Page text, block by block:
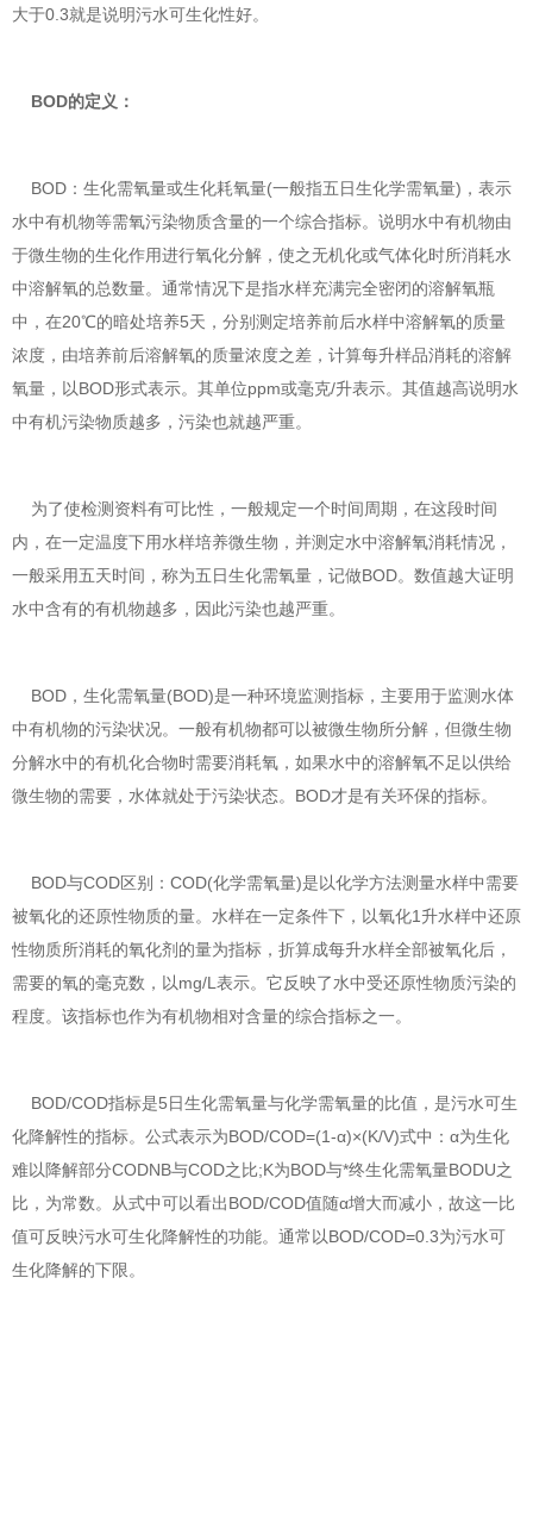
大于0.3就是说明污水可生化性好。
BOD的定义：
BOD：生化需氧量或生化耗氧量(一般指五日生化学需氧量)，表示
水中有机物等需氧污染物质含量的一个综合指标。说明水中有机物由
于微生物的生化作用进行氧化分解，使之无机化或气体化时所消耗水
中溶解氧的总数量。通常情况下是指水样充满完全密闭的溶解氧瓶
中，在20℃的暗处培养5天，分别测定培养前后水样中溶解氧的质量
浓度，由培养前后溶解氧的质量浓度之差，计算每升样品消耗的溶解
氧量，以BOD形式表示。其单位ppm或毫克/升表示。其值越高说明水
中有机污染物质越多，污染也就越严重。
为了使检测资料有可比性，一般规定一个时间周期，在这段时间
内，在一定温度下用水样培养微生物，并测定水中溶解氧消耗情况，
一般采用五天时间，称为五日生化需氧量，记做BOD。数值越大证明
水中含有的有机物越多，因此污染也越严重。
BOD，生化需氧量(BOD)是一种环境监测指标，主要用于监测水体
中有机物的污染状况。一般有机物都可以被微生物所分解，但微生物
分解水中的有机化合物时需要消耗氧，如果水中的溶解氧不足以供给
微生物的需要，水体就处于污染状态。BOD才是有关环保的指标。
BOD与COD区别：COD(化学需氧量)是以化学方法测量水样中需要
被氧化的还原性物质的量。水样在一定条件下，以氧化1升水样中还原
性物质所消耗的氧化剂的量为指标，折算成每升水样全部被氧化后，
需要的氧的毫克数，以mg/L表示。它反映了水中受还原性物质污染的
程度。该指标也作为有机物相对含量的综合指标之一。
BOD/COD指标是5日生化需氧量与化学需氧量的比值，是污水可生
化降解性的指标。公式表示为BOD/COD=(1-α)×(K/V)式中：α为生化
难以降解部分CODNB与COD之比;K为BOD与*终生化需氧量BODU之
比，为常数。从式中可以看出BOD/COD值随α增大而减小，故这一比
值可反映污水可生化降解性的功能。通常以BOD/COD=0.3为污水可
生化降解的下限。